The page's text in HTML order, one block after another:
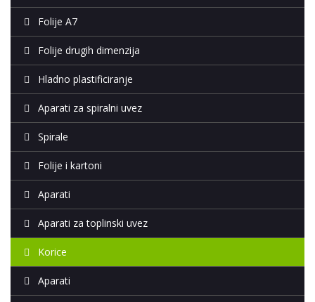
Folije A7
Folije drugih dimenzija
Hladno plastificiranje
Aparati za spiralni uvez
Spirale
Folije i kartoni
Aparati
Aparati za toplinski uvez
Korice
Aparati